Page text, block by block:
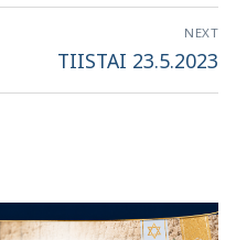
NEXT
Next
TIISTAI 23.5.2023